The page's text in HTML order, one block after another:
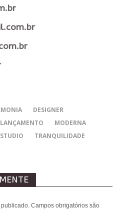
DESIGNER
LANÇAMENTO
MODERNA
STUDIO TRANQUILIDADE
Campos obrigatórios são